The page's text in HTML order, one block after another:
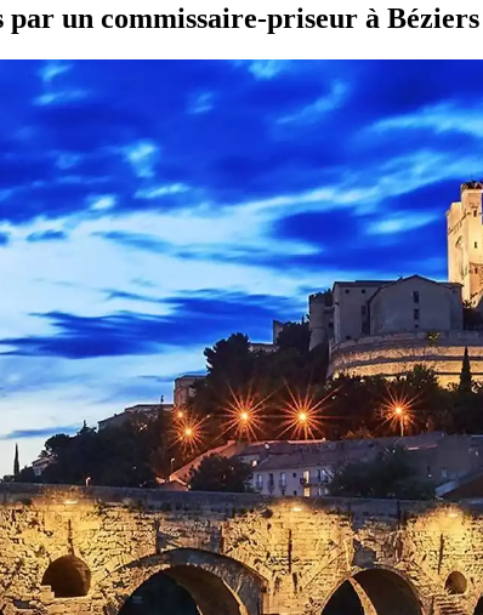
un commissaire-priseur à Béziers